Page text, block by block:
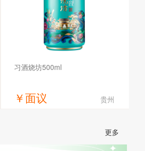
习酒烧坊500ml
￥面议 贵州
更多